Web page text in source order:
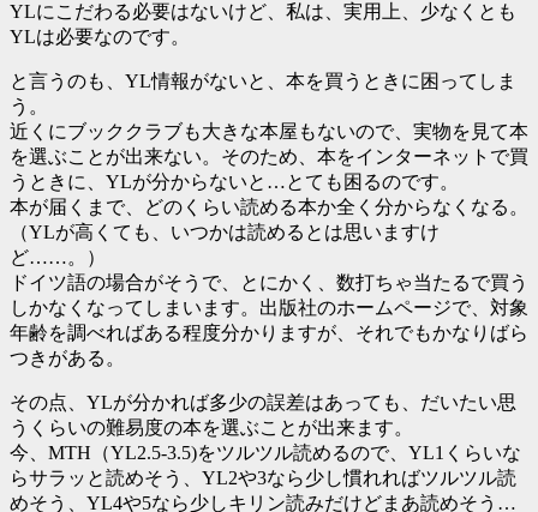
YLにこだわる必要はないけど、私は、実用上、少なくとも
YLは必要なのです。
と言うのも、YL情報がないと、本を買うときに困ってしま
う。
近くにブッククラブも大きな本屋もないので、実物を見て本
を選ぶことが出来ない。そのため、本をインターネットで買
うときに、YLが分からないと…とても困るのです。
本が届くまで、どのくらい読める本か全く分からなくなる。
（YLが高くても、いつかは読めるとは思いますけ
ど……。）
ドイツ語の場合がそうで、とにかく、数打ちゃ当たるで買う
しかなくなってしまいます。出版社のホームページで、対象
年齢を調べればある程度分かりますが、それでもかなりばら
つきがある。
その点、YLが分かれば多少の誤差はあっても、だいたい思
うくらいの難易度の本を選ぶことが出来ます。
今、MTH（YL2.5-3.5)をツルツル読めるので、YL1くらいな
らサラッと読めそう、YL2や3なら少し慣れればツルツル読
めそう、YL4や5なら少しキリン読みだけどまあ読めそう…